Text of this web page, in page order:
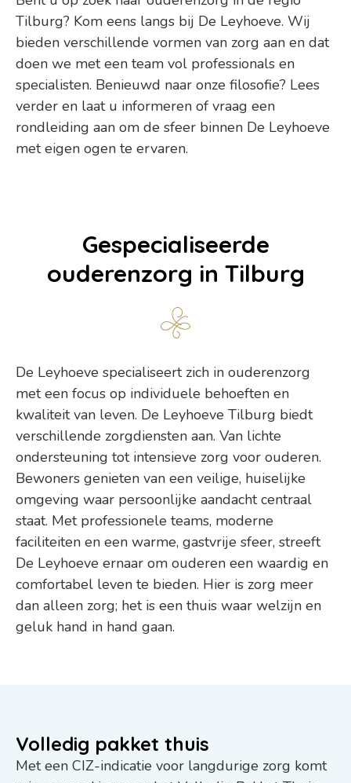
Tilburg? Kom eens langs bij De Leyhoeve. Wij
bieden verschillende vormen van zorg aan en dat
doen we met een team vol professionals en
specialisten. Benieuwd naar onze filosofie? Lees
verder en laat u informeren of vraag een
rondleiding aan om de sfeer binnen De Leyhoeve
met eigen ogen te ervaren.
Gespecialiseerde
ouderenzorg in Tilburg
De Leyhoeve specialiseert zich in ouderenzorg
met een focus op individuele behoeften en
kwaliteit van leven. De Leyhoeve Tilburg biedt
verschillende zorgdiensten aan. Van lichte
ondersteuning tot intensieve zorg voor ouderen.
Bewoners genieten van een veilige, huiselijke
omgeving waar persoonlijke aandacht centraal
staat. Met professionele teams, moderne
faciliteiten en een warme, gastvrije sfeer, streeft
De Leyhoeve ernaar om ouderen een waardig en
comfortabel leven te bieden. Hier is zorg meer
dan alleen zorg; het is een thuis waar welzijn en
geluk hand in hand gaan.
Volledig pakket thuis
Met een CIZ-indicatie voor langdurige zorg komt